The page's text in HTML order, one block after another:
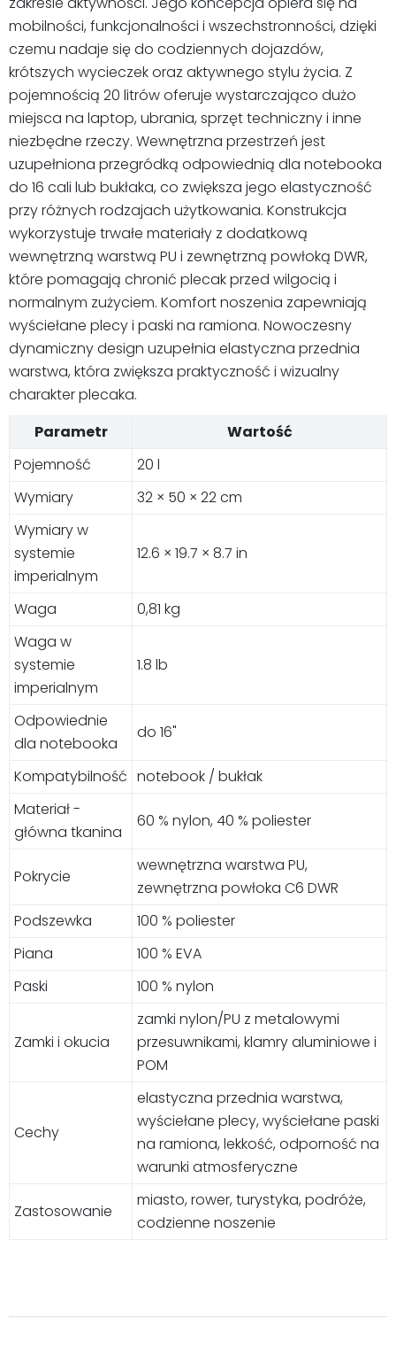
mobilności, funkcjonalności i wszechstronności, dzięki
czemu nadaje się do codziennych dojazdów,
krótszych wycieczek oraz aktywnego stylu życia. Z
pojemnością 20 litrów oferuje wystarczająco dużo
miejsca na laptop, ubrania, sprzęt techniczny i inne
niezbędne rzeczy. Wewnętrzna przestrzeń jest
uzupełniona przegródką odpowiednią dla notebooka
do 16 cali lub bukłaka, co zwiększa jego elastyczność
przy różnych rodzajach użytkowania. Konstrukcja
wykorzystuje trwałe materiały z dodatkową
wewnętrzną warstwą PU i zewnętrzną powłoką DWR,
które pomagają chronić plecak przed wilgocią i
normalnym zużyciem. Komfort noszenia zapewniają
wyściełane plecy i paski na ramiona. Nowoczesny
dynamiczny design uzupełnia elastyczna przednia
warstwa, która zwiększa praktyczność i wizualny
charakter plecaka.
Parametr
Wartość
Pojemność
20 l
Wymiary
32 × 50 × 22 cm
Wymiary w
systemie
imperialnym
12.6 × 19.7 × 8.7 in
Waga
0,81 kg
Waga w
systemie
imperialnym
1.8 lb
Odpowiednie
dla notebooka
do 16"
Kompatybilność notebook / bukłak
Materiał -
główna tkanina
60 % nylon, 40 % poliester
Pokrycie
wewnętrzna warstwa PU,
zewnętrzna powłoka C6 DWR
Podszewka
100 % poliester
Piana
100 % EVA
Paski
100 % nylon
Zamki i okucia
zamki nylon/PU z metalowymi
przesuwnikami, klamry aluminiowe i
POM
Cechy
elastyczna przednia warstwa,
wyściełane plecy, wyściełane paski
na ramiona, lekkość, odporność na
warunki atmosferyczne
Zastosowanie
miasto, rower, turystyka, podróże,
codzienne noszenie